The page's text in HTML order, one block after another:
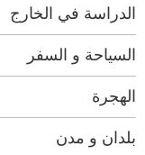
الدراسة في الخارج
السياحة و السفر
الهجرة
بلدان و مدن